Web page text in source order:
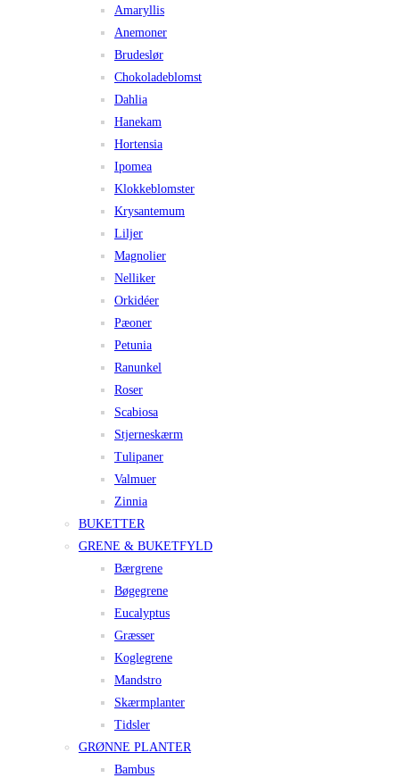
Amaryllis
Anemoner
Brudeslør
Chokoladeblomst
Dahlia
Hanekam
Hortensia
Ipomea
Klokkeblomster
Krysantemum
Liljer
Magnolier
Nelliker
Orkidéer
Pæoner
Petunia
Ranunkel
Roser
Scabiosa
Stjerneskærm
Tulipaner
Valmuer
Zinnia
BUKETTER
GRENE & BUKETFYLD
Bærgrene
Bøgegrene
Eucalyptus
Græsser
Koglegrene
Mandstro
Skærmplanter
Tidsler
GRØNNE PLANTER
Bambus